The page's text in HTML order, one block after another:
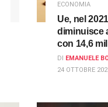
ECONOMIA
Ue, nel
diminuisce
con 14,6
DI EMANUELE
24 OTTOBRE